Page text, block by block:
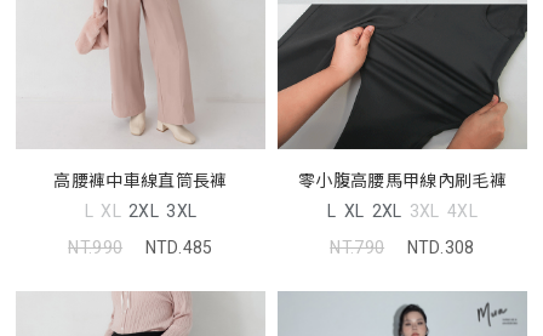
高腰褲中車線直筒長褲
L XL 2XL 3XL
NT.990
NTD.485
零小腹高腰馬甲線內刷毛褲
L XL 2XL 3XL 4XL
NT.790
NTD.308